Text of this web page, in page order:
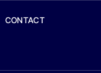
CONTACT